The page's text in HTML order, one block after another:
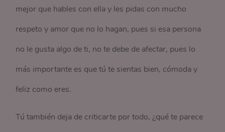
mejor que hables con ella y les pidas con mucho
respeto y amor que no lo hagan, pues si esa persona
no le gusta algo de ti, no te debe de afectar, pues lo
más importante es que tú te sientas bien, cómoda y
feliz como eres.
Tú también deja de criticarte por todo, ¿qué te parece